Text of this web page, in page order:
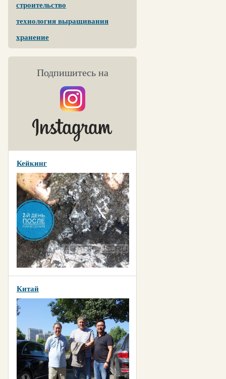
строительство
технология выращивания
хранение
Подпишитесь на
Кейкинг
Китай